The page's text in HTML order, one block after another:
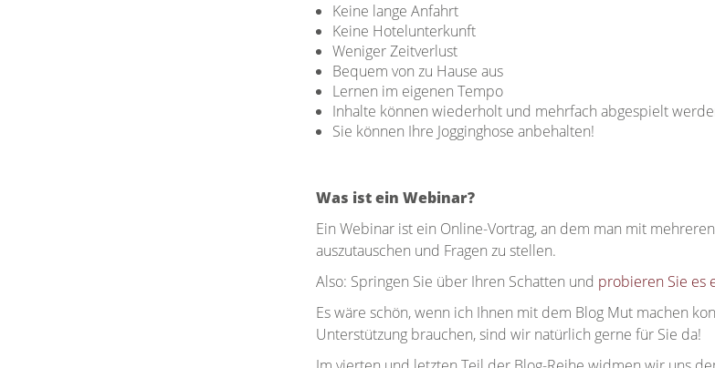
Keine lange Anfahrt
Keine Hotelunterkunft
Weniger Zeitverlust
Bequem von zu Hause aus
Lernen im eigenen Tempo
Inhalte können wiederholt und mehrfach abgespielt
Sie können Ihre Jogginghose anbehalten!
Was ist ein Webinar?
Ein Webinar ist ein Online-Vortrag, an dem man mit
auszutauschen und Fragen zu stellen.
Also: Springen Sie über Ihren Schatten und probieren Sie es
Es wäre schön, wenn ich Ihnen mit dem Blog Mut machen
Unterstützung brauchen, sind wir natürlich gerne für Sie da!